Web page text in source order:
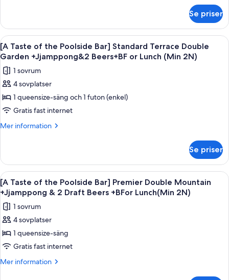
2N)
Lunch
(Min
2N)
Double
Ocean+Jjamppong&2
Draft
Beers+Breakfast
or
Lunch(Min
2N)
Taste
of
the
Poolside
Deluxe
Double
Ocean+Jjamppong&2
Draft
Beers+Breakfast
Lunch(Min
Se priser
Öppna
alla
foton
för
[A
Taste
of
the
Standard
Terrace
Double
Garden
+Jjamppong&2
Beers+BF
or
Lunch
(Min
2N)
En skål med fisk- och
4
[A Taste of the Poolside Bar] Standard Terrace Double
Garden +Jjamppong&2 Beers+BF or Lunch (Min 2N)
1 sovrum
4 sovplatser
1 queensize-säng och 1 futon (enkel)
Gratis fast internet
Mer information
Mer
Taste
of
the
Poolside
Bar]
Standard
Terrace
Garden
+Jjamppong&2
or
Se priser
Öppna
alla
foton
för
[A
Taste
of
the
En skål med fisk- och
5
[A Taste of the Poolside Bar] Premier Double Mountain
+Jjamppong & 2 Draft Beers +BFor Lunch(Min 2N)
1 sovrum
4 sovplatser
1 queensize-säng
Gratis fast internet
Mer information
Mer